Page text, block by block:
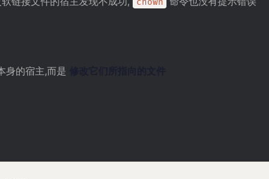
chown
身的宿主,而是